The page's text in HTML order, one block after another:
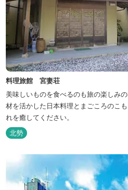
料理旅館 宮妻荘
美味しいものを食べるのも旅の楽しみ
材を活かした日本料理とまごころのこ
れを癒してください。
北勢